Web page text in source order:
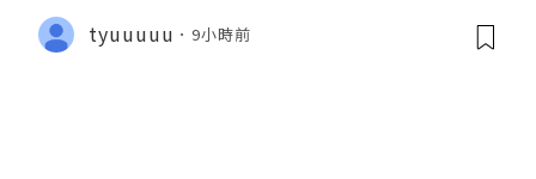
tyuuuuu 9小時前